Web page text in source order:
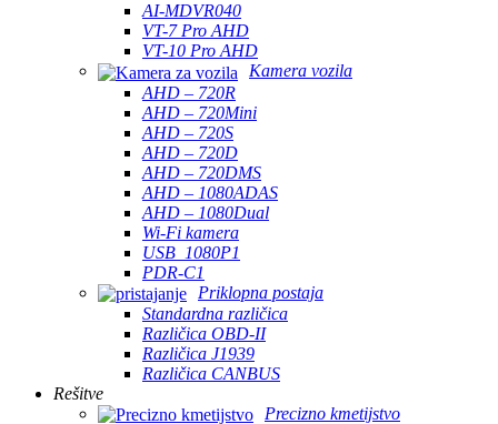
AI-MDVR040
VT-7 Pro AHD
VT-10 Pro AHD
Kamera vozila
AHD – 720R
AHD – 720Mini
AHD – 720S
AHD – 720D
AHD – 720DMS
AHD – 1080ADAS
AHD – 1080Dual
Wi-Fi kamera
USB_1080P1
PDR-C1
Priklopna postaja
Standardna različica
Različica OBD-II
Različica J1939
Različica CANBUS
Rešitve
Precizno kmetijstvo